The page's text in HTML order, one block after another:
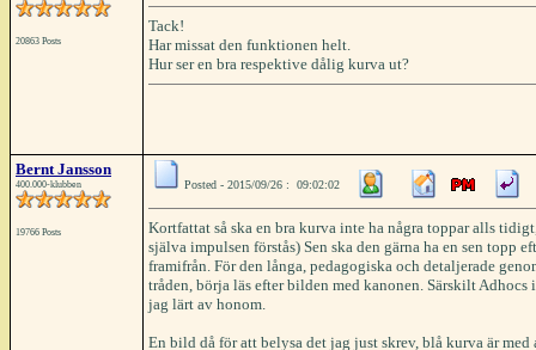
20863 Posts
Tack!
Har missat den funktionen helt.
Hur ser en bra respektive dålig kurva ut?
Bernt Jansson
400.000-klubben
19766 Posts
Posted - 2015/09/26 : 09:02:02
Kortfattat så ska en bra kurva inte ha några toppar alls
själva impulsen förstås) Sen ska den gärna ha en sen topp
framifrån. För den långa, pedagogiska och detaljerade
tråden, börja läs efter bilden med kanonen. Särskilt
jag lärt av honom.
En bild då för att belysa det jag just skrev, blå kurva är